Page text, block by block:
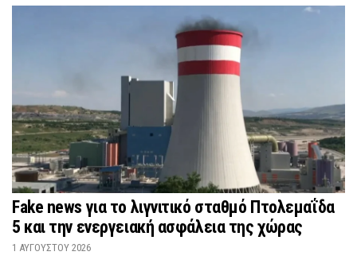
Fake news για το λιγνιτικό σταθμό Πτολεμαΐδα
5 και την ενεργειακή ασφάλεια της χώρας
1 ΑΥΓΟΎΣΤΟΥ 2026